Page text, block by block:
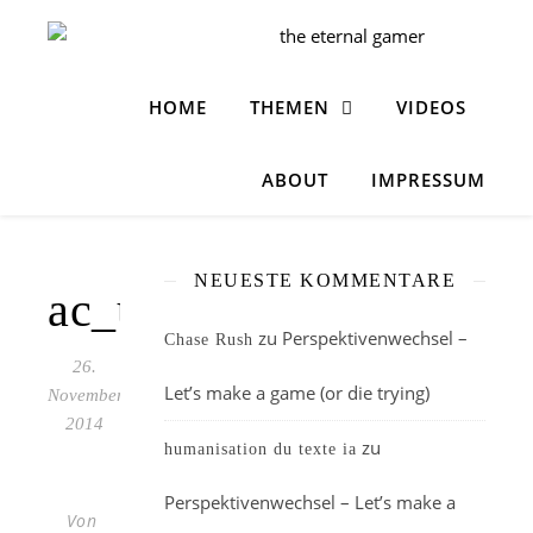
HOME THEMEN VIDEOS
ABOUT IMPRESSUM
ac_u_1
26.
November
2014
Von
NEUESTE KOMMENTARE
Chase Rush zu Perspektivenwechsel –
Let’s make a game (or die trying)
humanisation du texte ia zu
Perspektivenwechsel – Let’s make a